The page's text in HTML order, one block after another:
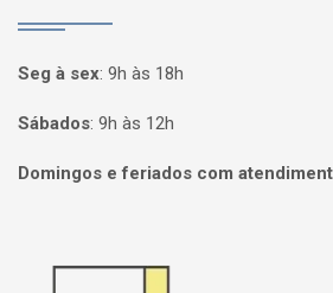
Seg à sex: 9h às 18h
Sábados: 9h às 12h
Domingos e feriados com